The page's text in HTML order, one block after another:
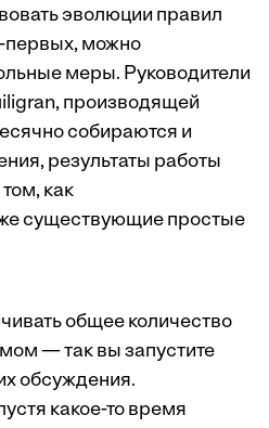
эволюции правил
первых, можно
меры. Руководители
производящей
собираются и
результаты работы
как
существующие простые
общее количество
— так вы запустите
обсуждения.
какое-то время